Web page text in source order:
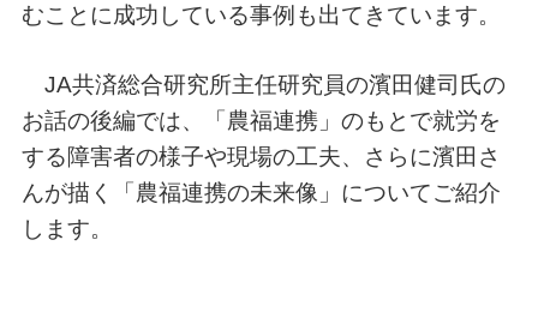
むことに成功している事例も出てきています。
JA共済総合研究所主任研究員の濱田健司氏の
お話の後編では、「農福連携」のもとで就労を
する障害者の様子や現場の工夫、さらに濱田さ
んが描く「農福連携の未来像」についてご紹介
します。